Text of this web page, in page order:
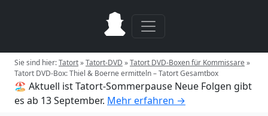
Sie sind hier:Tatort»Tatort-DVD »Tatort DVD-Boxen für Kommissare»
Tatort DVD-Box: Thiel & Boerne ermitteln – Tatort Gesamtbox
🏖️ Aktuell ist Tatort-Sommerpause Neue Folgen gibt
es ab 13 September. Mehr erfahren →